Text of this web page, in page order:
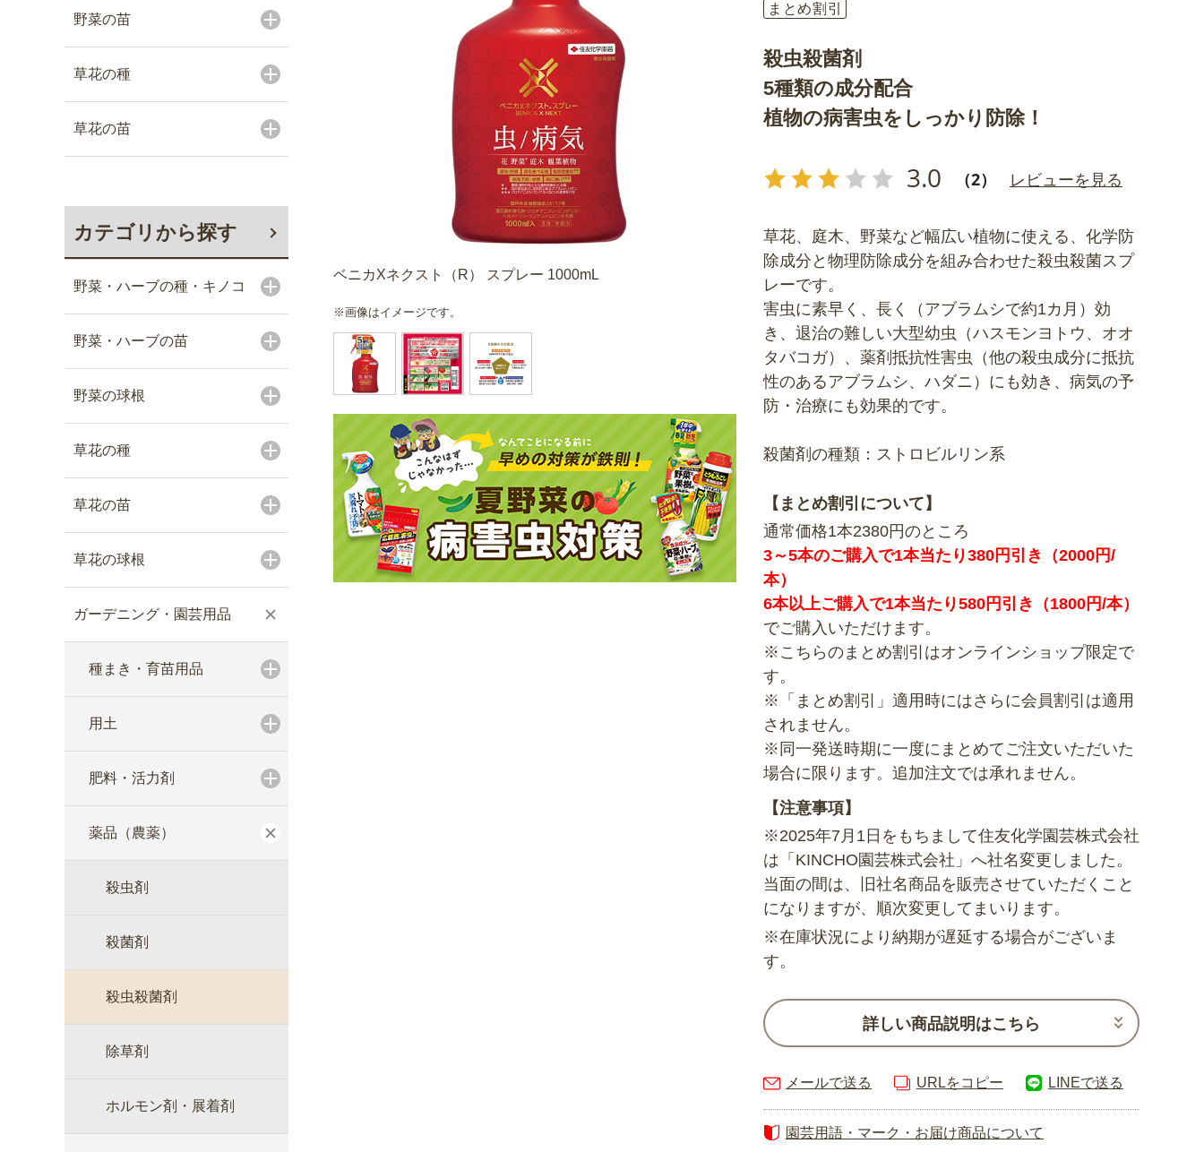
野菜の苗
草花の種
草花の苗
カテゴリから探す
野菜・ハーブの種・キノコ
野菜・ハーブの苗
野菜の球根
草花の種
草花の苗
草花の球根
ガーデニング・園芸用品
種まき・育苗用品
用土
肥料・活力剤
薬品（農薬）
殺虫剤
殺菌剤
殺虫殺菌剤
除草剤
ホルモン剤・展着剤
ベニカXネクスト（R） スプレー 1000mL
※画像はイメージです。
まとめ割引
殺虫殺菌剤
5種類の成分配合
植物の病害虫をしっかり防除！
3.0 （2） レビューを見る
草花、庭木、野菜など幅広い植物に使える、化学防
除成分と物理防除成分を組み合わせた殺虫殺菌スプ
レーです。
害虫に素早く、長く（アブラムシで約1カ月）効
き、退治の難しい大型幼虫（ハスモンヨトウ、オオ
タバコガ）、薬剤抵抗性害虫（他の殺虫成分に抵抗
性のあるアブラムシ、ハダニ）にも効き、病気の予
防・治療にも効果的です。
殺菌剤の種類：ストロビルリン系
【まとめ割引について】
通常価格1本2380円のところ
3～5本のご購入で1本当たり380円引き（2000円/
本）
6本以上ご購入で1本当たり580円引き（1800円/本）
でご購入いただけます。
※こちらのまとめ割引はオンラインショップ限定で
す。
※「まとめ割引」適用時にはさらに会員割引は適用
されません。
※同一発送時期に一度にまとめてご注文いただいた
場合に限ります。追加注文では承れません。
【注意事項】
※2025年7月1日をもちまして住友化学園芸株式会社
は「KINCHO園芸株式会社」へ社名変更しました。
当面の間は、旧社名商品を販売させていただくこと
になりますが、順次変更してまいります。
※在庫状況により納期が遅延する場合がございま
す。
詳しい商品説明はこちら
メールで送る URLをコピー LINEで送る
園芸用語・マーク・お届け商品について